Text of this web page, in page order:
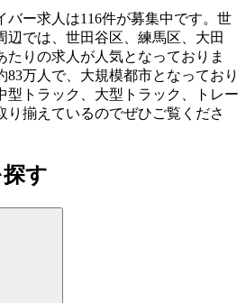
バー求人は116件が募集中です。世
辺では、世田谷区、練馬区、大田
たりの求人が人気となっておりま
万人で、大規模都市となっており
型トラック、大型トラック、トレー
り揃えているのでぜひご覧くださ
す